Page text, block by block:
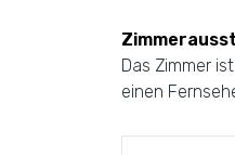
Das Zimmer
einen